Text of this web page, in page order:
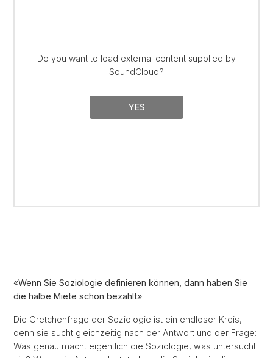
Do you want to load external content supplied by
SoundCloud?
YES
«Wenn Sie Soziologie definieren können, dann haben Sie
die halbe Miete schon bezahlt»
Die Gretchenfrage der Soziologie ist ein endloser Kreis,
denn sie sucht gleichzeitig nach der Antwort und der Frage:
Was genau macht eigentlich die Soziologie, was untersucht